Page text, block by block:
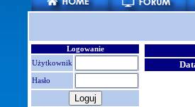
Logowanie
Użytkownik
Hasło